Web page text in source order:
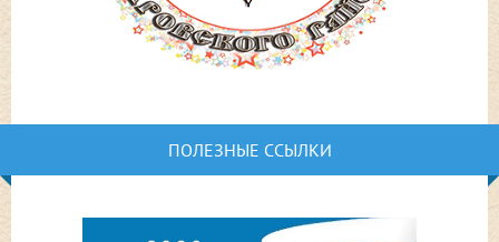
ПОЛЕЗНЫЕ ССЫЛКИ